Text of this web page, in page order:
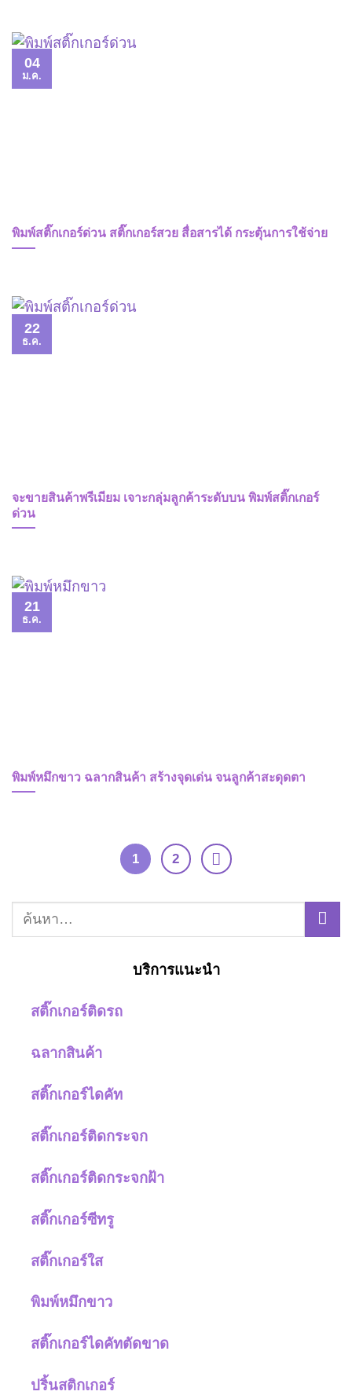
บริการแนะนำ
สติ๊กเกอร์ติดรถ
ฉลากสินค้า
สติ๊กเกอร์ไดคัท
สติ๊กเกอร์ติดกระจก
สติ๊กเกอร์ติดกระจกฝ้า
สติ๊กเกอร์ซีทรู
สติ๊กเกอร์ใส
พิมพ์หมึกขาว
สติ๊กเกอร์ไดคัทตัดขาด
ปริ้นสติกเกอร์
พิมพ์สติ๊กเกอร์ด่วน สติ๊กเกอร์สวย สื่อสารได้ กระตุ้นการใช้จ่าย
04
ม.ค.
จะขายสินค้าพรีเมียม เจาะกลุ่มลูกค้าระดับบน พิมพ์สติ๊กเกอร์
ด่วน
22
ธ.ค.
พิมพ์หมึกขาว ฉลากสินค้า สร้างจุดเด่น จนลูกค้าสะดุดตา
21
ธ.ค.
1 2